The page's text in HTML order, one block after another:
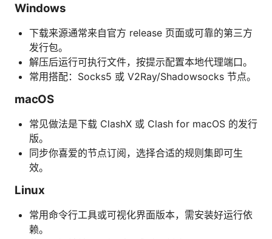
Windows
下载来源通常来自官方 release 页面或可靠的第三方
发行包。
解压后运行可执行文件，按提示配置本地代理端口。
常用搭配：Socks5 或 V2Ray/Shadowsocks 节点。
macOS
常见做法是下载 ClashX 或 Clash for macOS 的发行
版。
同步你喜爱的节点订阅，选择合适的规则集即可生
效。
Linux
常用命令行工具或可视化界面版本，需安装好运行依
赖。